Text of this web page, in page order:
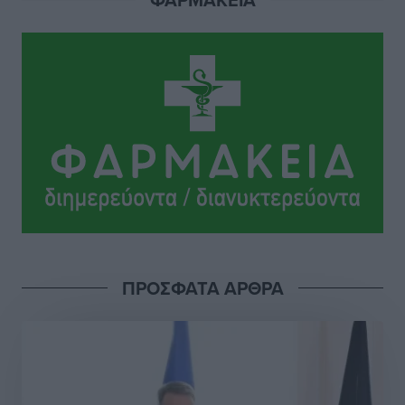
ΠΑΜΕ ΣΤΟΙΧΗΜΑ: Περισσότερα από 95 εκατομμύρια
ευρώ σε κέρδη μοίρασε τον Ιούλιο
Αθλητικά• πριν 12 ώρες
Ολοκλήρωση του έργου αναβάθμισης των
Γ.Σ. Διαγόρας: Στα «κυανέρυθρα» ο Janni Pembe
Σύλληψη 21χρονου για ναρκωτικά στη Ρόδο
πριν 14 ώρες
ΠΡΟΣΦΑΤΑ ΑΡΘΡΑ